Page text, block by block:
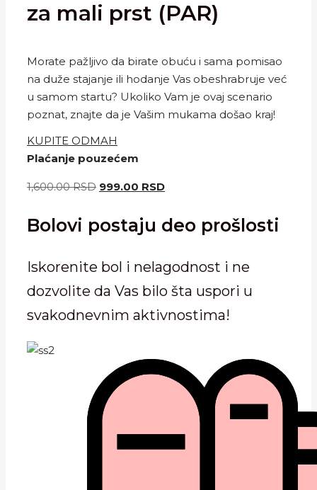
za mali prst (PAR)
Morate pažljivo da birate obuću i sama pomisao
na duže stajanje ili hodanje Vas obeshrabruje već
u samom startu? Ukoliko Vam je ovaj scenario
poznat, znajte da je Vašim mukama došao kraj!
KUPITE ODMAH
Plaćanje pouzećem
1,600.00RSD Originalna
je
999.00 RSDTrenutna
je:
999.00 RSD.
Bolovi postaju deo prošlosti
Iskorenite bol i nelagodnost i ne
dozvolite da Vas bilo šta uspori u
svakodnevnim aktivnostima!